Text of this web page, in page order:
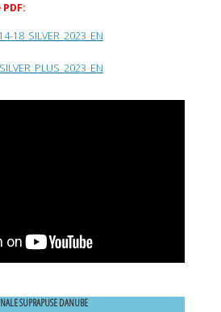
18_SILVER_2023_EN
SUPRAPUSE DANUBE